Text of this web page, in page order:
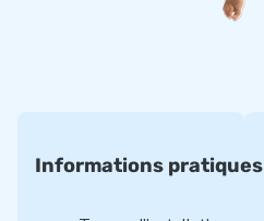
Informations pratiques